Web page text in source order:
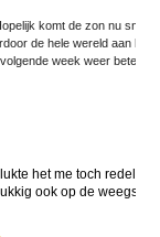
komt de zon nu snel
de hele wereld aan
week weer beter.
het me toch redelijk
ook op de